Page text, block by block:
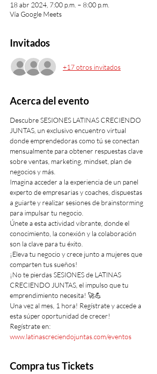
18 abr 2024, 7:00 p.m. – 8:00 p.m.
Vía Google Meets
Invitados
+17 otros invitados
Acerca del evento
Descubre SESIONES LATINAS CRECIENDO
JUNTAS, un exclusivo encuentro virtual
donde emprendedoras como tú se conectan
mensualmente para obtener respuestas clave
sobre ventas, marketing, mindset, plan de
negocios y más.
Imagina acceder a la experiencia de un panel
experto de empresarias y coaches, dispuestas
a guiarte y realizar sesiones de brainstorming
para impulsar tu negocio.
Únete a esta actividad vibrante, donde el
conocimiento, la conexión y la colaboración
son la clave para tu éxito.
¡Eleva tu negocio y crece junto a mujeres que
comparten tus sueños!
¡No te pierdas SESIONES de LATINAS
CRECIENDO JUNTAS, el impulso que tu
emprendimiento necesita! 🚀💪
Una vez al mes, 1 hora! Regístrate y accede a
esta súper oportunidad de crecer!
Regístrate en:
www.latinascreciendojuntas.com/eventos
Compra tus Tickets